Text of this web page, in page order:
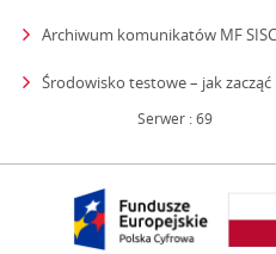
Archiwum komunikatów MF SISC
Środowisko testowe – jak zacząć
Serwer : 69